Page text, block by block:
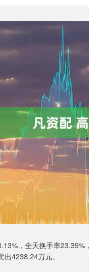
，全天换手率
4238.24万元。
成指